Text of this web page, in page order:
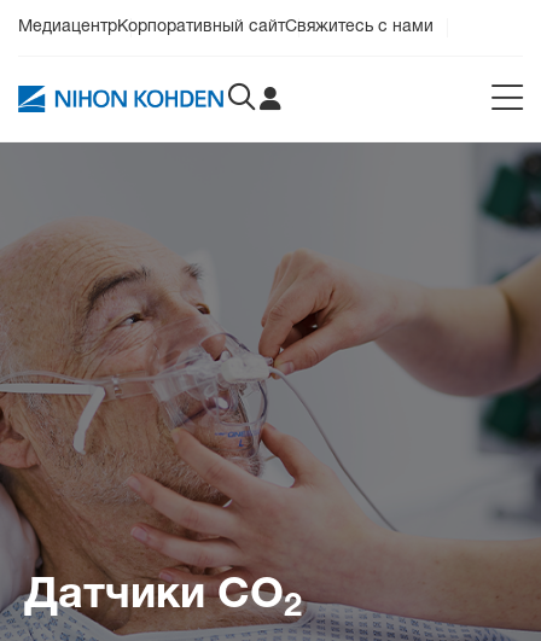
МедиацентрКорпоративный сайтСвяжитесь с нами
Датчики CO2